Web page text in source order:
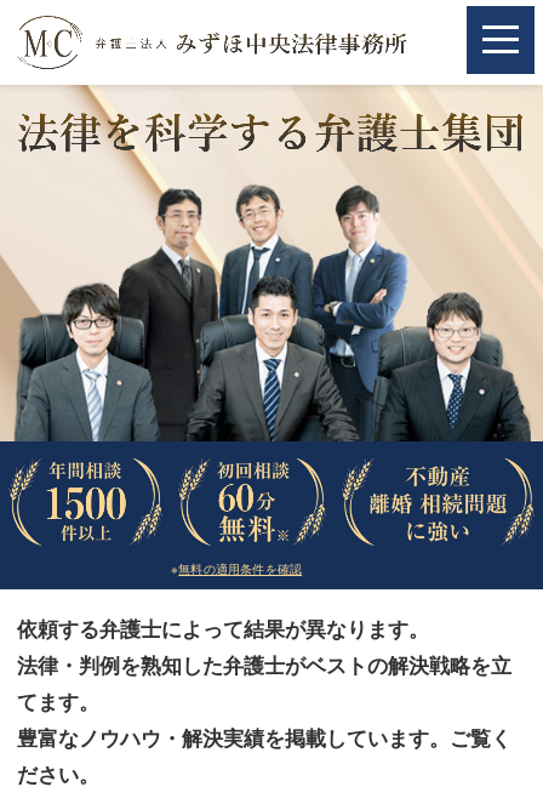
ホーム
相続・遺言
離婚（夫婦間トラブル）
企業法務
労働問題（解雇，残業等）
刑事弁護
交通事故
法律相談など（その他）
お客様へ
みずほ中央の特長・実質編
みずほ中央の特長・形式編
※無料の適用条件を確認
依頼する弁護士によって結果が異なります。
法律・判例を熟知した弁護士がベストの解決戦略を立
てます。
豊富なノウハウ・解決実績を掲載しています。ご覧く
ださい。
ホーム
相続・遺言
離婚（夫婦間トラブル）
企業法務
労働問題（解雇，残業等）
刑事弁護
交通事故
法律相談など（その他）
お客様へ
みずほ中央の特長・実質編
みずほ中央の特長・形式編